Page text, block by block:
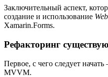
Заключительный аспект,
создание и использование
Xamarin.Forms.
Рефакторинг
Первое, с чего следует
MVVM.